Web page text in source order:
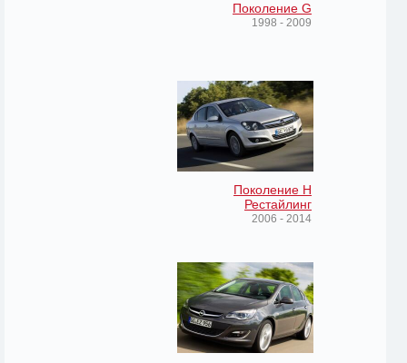
Поколение G
1998 - 2009
Поколение H
Рестайлинг
2006 - 2014